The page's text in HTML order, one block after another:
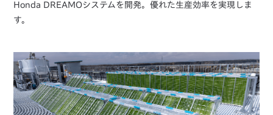
Honda DREAMOシステムを開発。優れた生産効率を実現しま
す。